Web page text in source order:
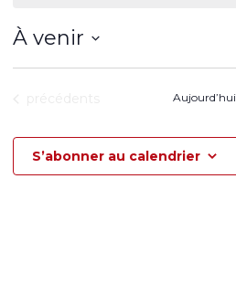
À venir
Sélectionnez
Aujourd’hui
S’abonner au calendrier